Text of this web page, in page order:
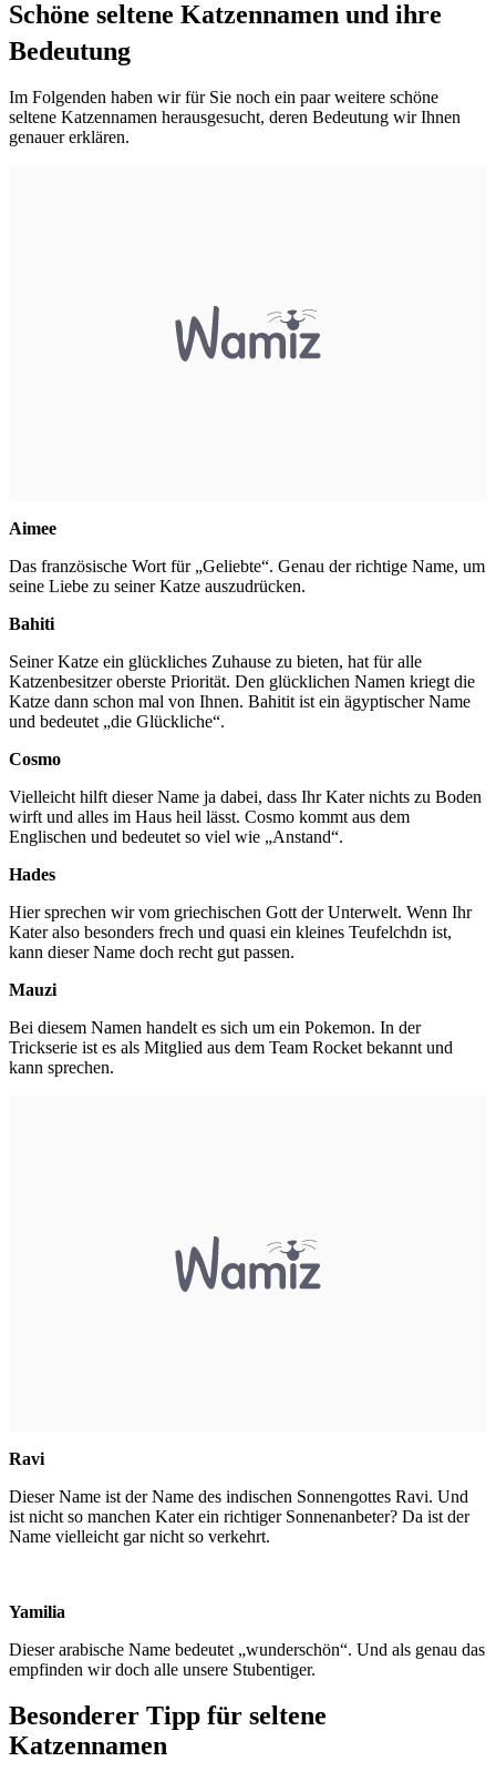
Schöne seltene Katzennamen und ihre
Bedeutung
Im Folgenden haben wir für Sie noch ein paar weitere schöne
seltene Katzennamen herausgesucht, deren Bedeutung wir Ihnen
genauer erklären.
Aimee
Das französische Wort für „Geliebte“. Genau der richtige Name, um
seine Liebe zu seiner Katze auszudrücken.
Bahiti
Seiner Katze ein glückliches Zuhause zu bieten, hat für alle
Katzenbesitzer oberste Priorität. Den glücklichen Namen kriegt die
Katze dann schon mal von Ihnen. Bahitit ist ein ägyptischer Name
und bedeutet „die Glückliche“.
Cosmo
Vielleicht hilft dieser Name ja dabei, dass Ihr Kater nichts zu Boden
wirft und alles im Haus heil lässt. Cosmo kommt aus dem
Englischen und bedeutet so viel wie „Anstand“.
Hades
Hier sprechen wir vom griechischen Gott der Unterwelt. Wenn Ihr
Kater also besonders frech und quasi ein kleines Teufelchdn ist,
kann dieser Name doch recht gut passen.
Mauzi
Bei diesem Namen handelt es sich um ein Pokemon. In der
Trickserie ist es als Mitglied aus dem Team Rocket bekannt und
kann sprechen.
Ravi
Dieser Name ist der Name des indischen Sonnengottes Ravi. Und
ist nicht so manchen Kater ein richtiger Sonnenanbeter? Da ist der
Name vielleicht gar nicht so verkehrt.
Yamilia
Dieser arabische Name bedeutet „wunderschön“. Und als genau das
empfinden wir doch alle unsere Stubentiger.
Besonderer Tipp für seltene
Katzennamen